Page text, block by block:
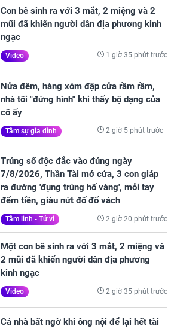
Con bê sinh ra với 3 mắt, 2 miệng và 2
mũi đã khiến người dân địa phương kinh
ngạc
Video 1 giờ 35 phút trước
Nửa đêm, hàng xóm đập cửa rầm rầm,
nhà tôi "đứng hình" khi thấy bộ dạng của
cô ấy
Tâm sự gia đình 2 giờ 5 phút trước
Trúng số độc đắc vào đúng ngày
7/8/2026, Thần Tài mở cửa, 3 con giáp
ra đường 'đụng trúng hố vàng', mỏi tay
đếm tiền, giàu nứt đố đổ vách
Tâm linh - Tử vi 2 giờ 20 phút trước
Một con bê sinh ra với 3 mắt, 2 miệng và
2 mũi đã khiến người dân địa phương
kinh ngạc
Video 2 giờ 35 phút trước
Cả nhà bất ngờ khi ông nội để lại hết tài